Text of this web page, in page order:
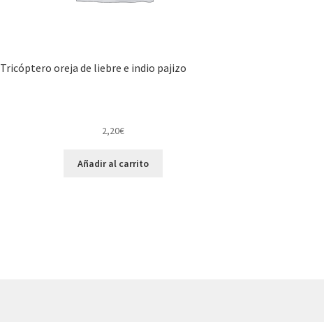
Tricóptero oreja de liebre e indio pajizo
2,20€
Añadir al carrito